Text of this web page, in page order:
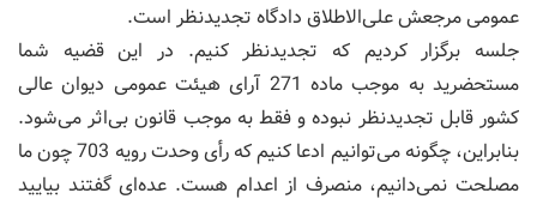
عمومی مرجعش علی‌الاطلاق دادگاه تجدیدنظر است.
جلسه برگزار کردیم که تجدیدنظر کنیم. در این قضیه شما
مستحضرید به موجب ماده 271 آرای هیئت عمومی دیوان عالی
کشور قابل تجدیدنظر نبوده و فقط به موجب قانون بی‌اثر می‌شود.
بنابراین، چگونه می‌توانیم ادعا کنیم که رأی وحدت رویه 703 چون ما
مصلحت نمی‌دانیم، منصرف از اعدام هست. عده‌ای گفتند بیایید